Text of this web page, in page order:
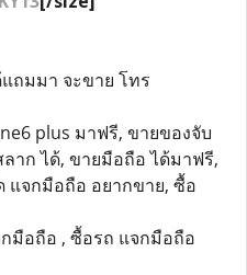
ถมมา จะขาย โทร
plus มาฟรี, ขายของจับ
าก ได้, ขายมือถือ ได้มาฟรี,
จกมือถือ อยากขาย, ซื้อ
มือถือ , ซื้อรถ แจกมือถือ